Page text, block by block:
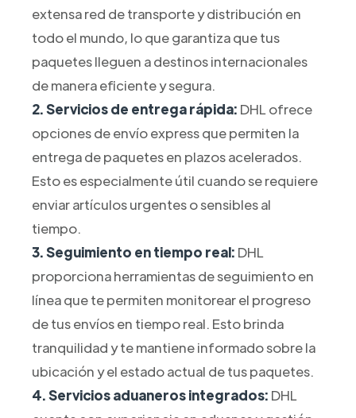
extensa red de transporte y distribución en
todo el mundo, lo que garantiza que tus
paquetes lleguen a destinos internacionales
de manera eficiente y segura.
2. Servicios de entrega rápida: DHL ofrece
opciones de envío express que permiten la
entrega de paquetes en plazos acelerados.
Esto es especialmente útil cuando se requiere
enviar artículos urgentes o sensibles al
tiempo.
3. Seguimiento en tiempo real: DHL
proporciona herramientas de seguimiento en
línea que te permiten monitorear el progreso
de tus envíos en tiempo real. Esto brinda
tranquilidad y te mantiene informado sobre la
ubicación y el estado actual de tus paquetes.
4. Servicios aduaneros integrados: DHL